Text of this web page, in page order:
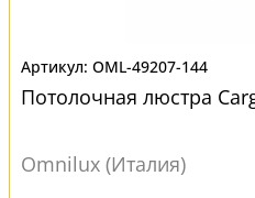
OML-49207-144
Потолочная люстра
Omnilux (Италия)